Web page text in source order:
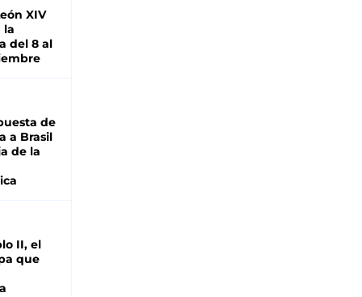
XIV
la
del 8 al
de
a Brasil
de la
II, el
que